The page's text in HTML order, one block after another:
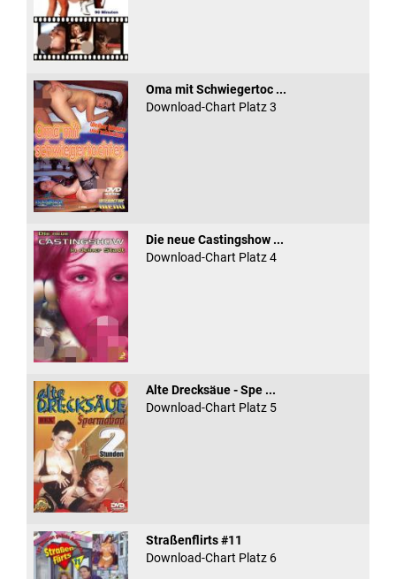
Oma mit Schwiegertoc ...
Download-Chart Platz 3
Die neue Castingshow ...
Download-Chart Platz 4
Alte Drecksäue - Spe ...
Download-Chart Platz 5
Straßenflirts #11
Download-Chart Platz 6